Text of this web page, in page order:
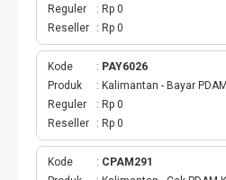
Reguler
Rp 0
Reseller
Rp 0
Kode
PAY6026
Produk
Kalimantan - Bayar
Reguler
Rp 0
Reseller
Rp 0
Kode
CPAM291